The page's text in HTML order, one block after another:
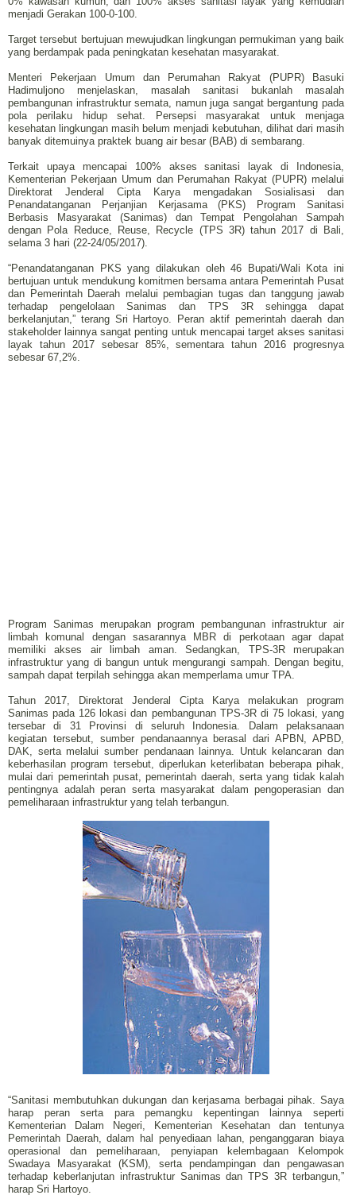
menjadi Gerakan 100-0-100.
Target tersebut bertujuan mewujudkan lingkungan permukiman yang baik
yang berdampak pada peningkatan kesehatan masyarakat.
Menteri Pekerjaan Umum dan Perumahan Rakyat (PUPR) Basuki
Hadimuljono menjelaskan, masalah sanitasi bukanlah masalah
pembangunan infrastruktur semata, namun juga sangat bergantung pada
pola perilaku hidup sehat. Persepsi masyarakat untuk menjaga
kesehatan lingkungan masih belum menjadi kebutuhan, dilihat dari masih
banyak ditemuinya praktek buang air besar (BAB) di sembarang.
Terkait upaya mencapai 100% akses sanitasi layak di Indonesia,
Kementerian Pekerjaan Umum dan Perumahan Rakyat (PUPR) melalui
Direktorat Jenderal Cipta Karya mengadakan Sosialisasi dan
Penandatanganan Perjanjian Kerjasama (PKS) Program Sanitasi
Berbasis Masyarakat (Sanimas) dan Tempat Pengolahan Sampah
dengan Pola Reduce, Reuse, Recycle (TPS 3R) tahun 2017 di Bali,
selama 3 hari (22-24/05/2017).
“Penandatanganan PKS yang dilakukan oleh 46 Bupati/Wali Kota ini
bertujuan untuk mendukung komitmen bersama antara Pemerintah Pusat
dan Pemerintah Daerah melalui pembagian tugas dan tanggung jawab
terhadap pengelolaan Sanimas dan TPS 3R sehingga dapat
berkelanjutan,” terang Sri Hartoyo. Peran aktif pemerintah daerah dan
stakeholder lainnya sangat penting untuk mencapai target akses sanitasi
layak tahun 2017 sebesar 85%, sementara tahun 2016 progresnya
sebesar 67,2%.
Program Sanimas merupakan program pembangunan infrastruktur air
limbah komunal dengan sasarannya MBR di perkotaan agar dapat
memiliki akses air limbah aman. Sedangkan, TPS-3R merupakan
infrastruktur yang di bangun untuk mengurangi sampah. Dengan begitu,
sampah dapat terpilah sehingga akan memperlama umur TPA.
Tahun 2017, Direktorat Jenderal Cipta Karya melakukan program
Sanimas pada 126 lokasi dan pembangunan TPS-3R di 75 lokasi, yang
tersebar di 31 Provinsi di seluruh Indonesia. Dalam pelaksanaan
kegiatan tersebut, sumber pendanaannya berasal dari APBN, APBD,
DAK, serta melalui sumber pendanaan lainnya. Untuk kelancaran dan
keberhasilan program tersebut, diperlukan keterlibatan beberapa pihak,
mulai dari pemerintah pusat, pemerintah daerah, serta yang tidak kalah
pentingnya adalah peran serta masyarakat dalam pengoperasian dan
pemeliharaan infrastruktur yang telah terbangun.
“Sanitasi membutuhkan dukungan dan kerjasama berbagai pihak. Saya
harap peran serta para pemangku kepentingan lainnya seperti
Kementerian Dalam Negeri, Kementerian Kesehatan dan tentunya
Pemerintah Daerah, dalam hal penyediaan lahan, penganggaran biaya
operasional dan pemeliharaan, penyiapan kelembagaan Kelompok
Swadaya Masyarakat (KSM), serta pendampingan dan pengawasan
terhadap keberlanjutan infrastruktur Sanimas dan TPS 3R terbangun,”
harap Sri Hartoyo.